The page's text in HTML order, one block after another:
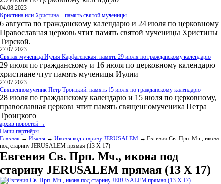
04.08.2023
Кристина или Христина – память святой мученицы
6 августа по гражданскому календарю и 24 июля по церковному
Православная церковь чтит память святой мученицы Христины
Тирской.
27.07.2023
Святая мученица Иулия Карфагенская: память 29 июля по гражданскому календарю
29 июля по гражданскому и 16 июля по церковному календарю
христиане чтут память мученицы Иулии
27.07.2023
Священномученик Петр Троицкий, память 15 июля по гражданскому календарю
28 июля по гражданскому календарю и 15 июля по церковному,
православная церковь чтит память священномученика Петра
Троицкого.
архив новостей →
Наши партнёры
Главная → Иконы → Иконы под старину JERUSALEM → Евгения Св. Прп. Мч., икона
под старину JERUSALEM прямая (13 Х 17)
Евгения Св. Прп. Мч., икона под
старину JERUSALEM прямая (13 Х 17)